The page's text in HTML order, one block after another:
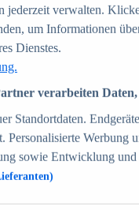
39.000 Online-Shops
70+
jederzeit verwalten.
um Informationen
Dienstes.
verarbeiten
Standortdaten.
Personalisierte Werbung
sowie Entwicklung